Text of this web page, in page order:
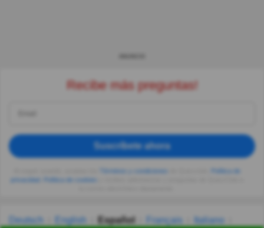
Recibe más preguntas!
Suscríbete ahora
Deutsch English Español Français
Italiano